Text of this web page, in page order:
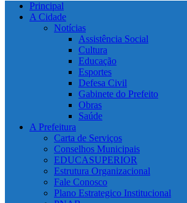
Principal
A Cidade
Notícias
Assistência Social
Cultura
Educação
Esportes
Defesa Civil
Gabinete do Prefeito
Obras
Saúde
A Prefeitura
Carta de Serviços
Conselhos Municipais
EDUCASUPERIOR
Estrutura Organizacional
Fale Conosco
Plano Estrategico Institucional